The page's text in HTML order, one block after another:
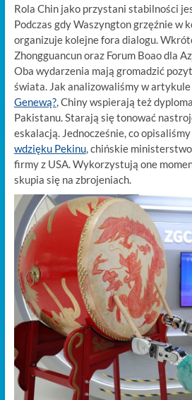
Rola Chin jako przystani stabilności
Podczas gdy Waszyngton grzęźnie w
organizuje kolejne fora dialogu.
Zhongguancun oraz Forum Boao dla
Oba wydarzenia mają gromadzić
świata. Jak analizowaliśmy w artykule
Genewą?, Chiny wspierają też
Pakistanu. Starają się tonować
eskalacją. Jednocześnie, co
wdzięku Pekinu, chińskie
firmy z USA. Wykorzystują one
skupia się na zbrojeniach.